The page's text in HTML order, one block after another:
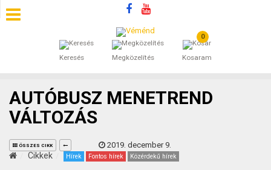
Keresés Megközelítés
0
Kosaram
SZÁLLÁSOK
ÁLTALÁNOS SZERZŐDÉSI FELTÉTELEK
KINCSES BARANYA VÉMÉND
AUTÓBUSZ MENETREND
VÁLTOZÁS
ÖSSZES CIKK 2019. december 9.
Cikkek Hírek Fontos hírek Közérdekű hírek